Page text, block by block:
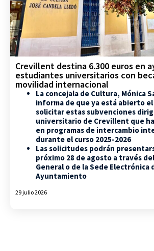
Crevillent destina 6.300 euros en
estudiantes universitarios con
movilidad internacional
La concejala de Cultura, Mónica
informa de que ya está abierto
solicitar estas subvenciones
universitario de Crevillent que
en programas de intercambio
durante el curso 2025-2026
Las solicitudes podrán
próximo 28 de agosto a través
General o de la Sede Electrónica
Ayuntamiento
29 julio 2026